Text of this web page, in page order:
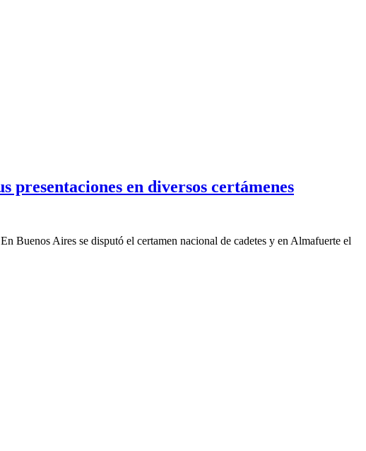
presentaciones en diversos certámenes
Buenos Aires se disputó el certamen nacional de cadetes y en Almafuerte el